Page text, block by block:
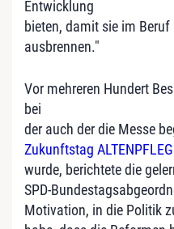
Entwicklung
bieten, damit sie im
ausbrennen."
Vor mehreren Hundert
bei
der auch der die Messe
Zukunftstag
wurde, berichtete die
SPD-
Motivation, in die Politik